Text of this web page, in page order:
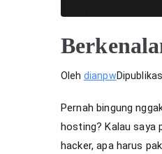
Oleh dianpw
Pernah bingung
hosting? Kalau saya
hacker, apa harus